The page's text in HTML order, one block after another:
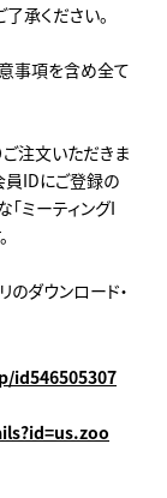
承ください。
意事項を含め全て
注文いただきま
員IDにご登録の
「ミーティングI
ダウンロード・
id546505307